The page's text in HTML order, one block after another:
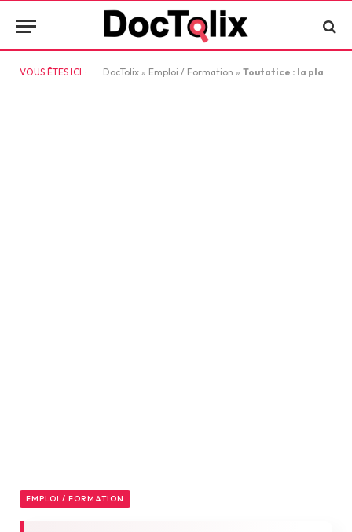
VOUS ÊTES ICI : DocTolix » Emploi / Formation » Toutatice : la plateforme numérique au cœur de l’éducation en Bretagne
EMPLOI / FORMATION